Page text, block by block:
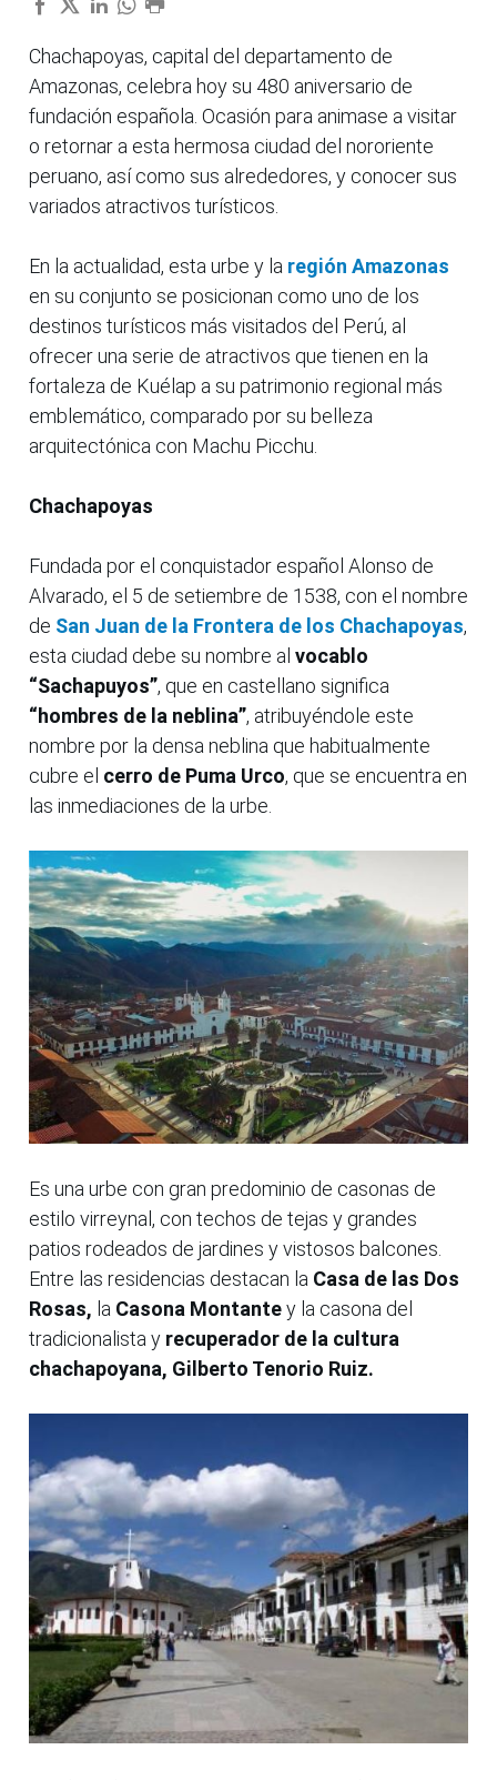
Chachapoyas, capital del departamento de
Amazonas, celebra hoy su 480 aniversario de
fundación española. Ocasión para animase a visitar
o retornar a esta hermosa ciudad del nororiente
peruano, así como sus alrededores, y conocer sus
variados atractivos turísticos.
En la actualidad, esta urbe y la región Amazonas
en su conjunto se posicionan como uno de los
destinos turísticos más visitados del Perú, al
ofrecer una serie de atractivos que tienen en la
fortaleza de Kuélap a su patrimonio regional más
emblemático, comparado por su belleza
arquitectónica con Machu Picchu.
Chachapoyas
Fundada por el conquistador español Alonso de
Alvarado, el 5 de setiembre de 1538, con el nombre
de San Juan de la Frontera de los Chachapoyas,
esta ciudad debe su nombre al vocablo
“Sachapuyos”, que en castellano significa
“hombres de la neblina”, atribuyéndole este
nombre por la densa neblina que habitualmente
cubre el cerro de Puma Urco, que se encuentra en
las inmediaciones de la urbe.
Es una urbe con gran predominio de casonas de
estilo virreynal, con techos de tejas y grandes
patios rodeados de jardines y vistosos balcones.
Entre las residencias destacan la Casa de las Dos
Rosas, la Casona Montantey la casona del
tradicionalista y recuperador de la cultura
chachapoyana, Gilberto Tenorio Ruiz.